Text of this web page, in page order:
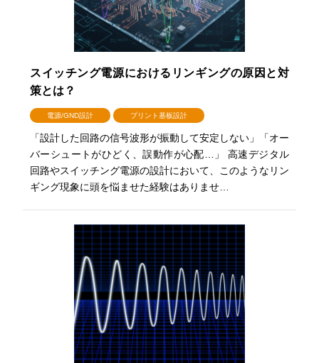
スイッチング電源におけるリンギングの原因と対
策とは？
電源/GND設計 プリント基板設計
「設計した回路の信号波形が振動して安定しない」「オー
バーシュートがひどく、誤動作が心配…」 高速デジタル
回路やスイッチング電源の設計において、このようなリン
ギング現象に頭を悩ませた経験はありませ…